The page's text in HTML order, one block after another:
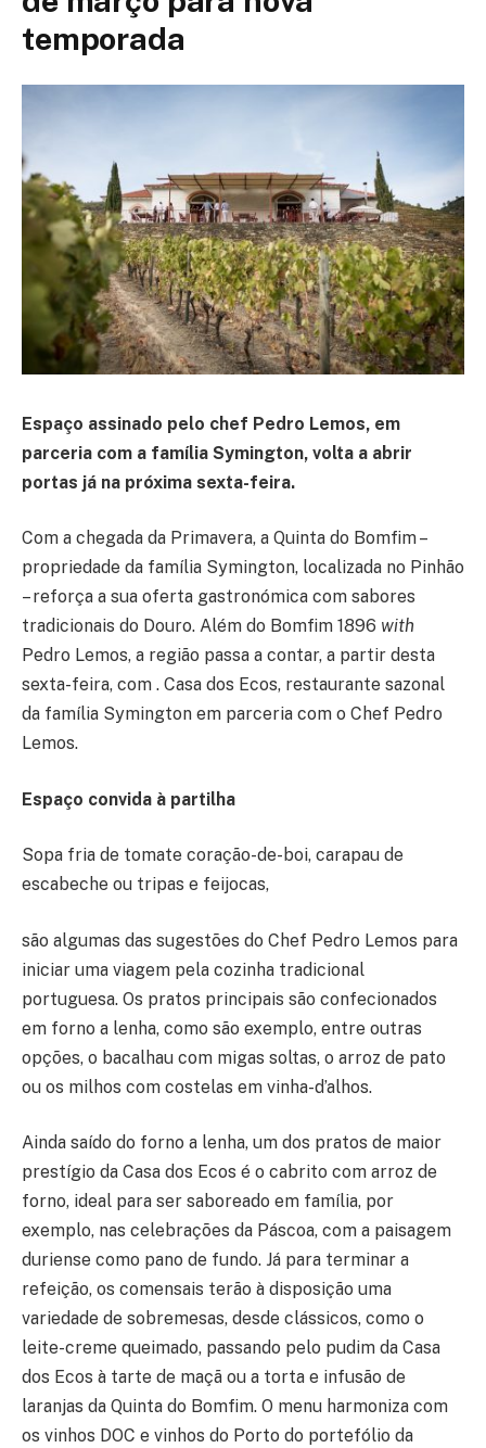
temporada
Espaço assinado pelo chef Pedro Lemos, em
parceria com a família Symington, volta a abrir
portas já na próxima sexta-feira.
Com a chegada da Primavera, a Quinta do Bomfim –
propriedade da família Symington, localizada no Pinhão
– reforça a sua oferta gastronómica com sabores
tradicionais do Douro. Além do Bomfim 1896 with
Pedro Lemos, a região passa a contar, a partir desta
sexta-feira, com . Casa dos Ecos, restaurante sazonal
da família Symington em parceria com o Chef Pedro
Lemos.
Espaço convida à partilha
Sopa fria de tomate coração-de-boi, carapau de
escabeche ou tripas e feijocas,
são algumas das sugestões do Chef Pedro Lemos para
iniciar uma viagem pela cozinha tradicional
portuguesa. Os pratos principais são confecionados
em forno a lenha, como são exemplo, entre outras
opções, o bacalhau com migas soltas, o arroz de pato
ou os milhos com costelas em vinha-d’alhos.
Ainda saído do forno a lenha, um dos pratos de maior
prestígio da Casa dos Ecos é o cabrito com arroz de
forno, ideal para ser saboreado em família, por
exemplo, nas celebrações da Páscoa, com a paisagem
duriense como pano de fundo. Já para terminar a
refeição, os comensais terão à disposição uma
variedade de sobremesas, desde clássicos, como o
leite-creme queimado, passando pelo pudim da Casa
dos Ecos à tarte de maçã ou a torta e infusão de
laranjas da Quinta do Bomfim. O menu harmoniza com
os vinhos DOC e vinhos do Porto do portefólio da